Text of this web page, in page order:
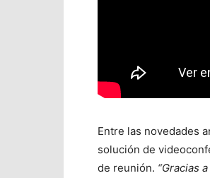
Entre las novedades
solución de
de reunión. “Gracias